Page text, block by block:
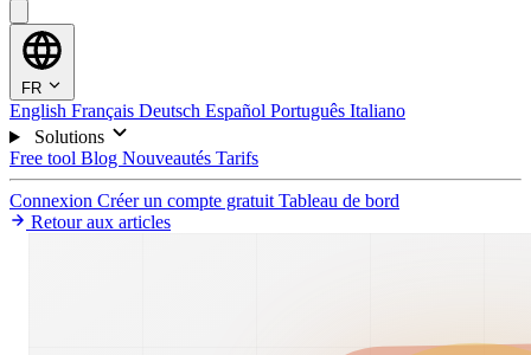
FR
English Français Deutsch Español Português Italiano
Solutions
Free tool Blog Nouveautés Tarifs
Connexion Créer un compte gratuit Tableau de bord
Retour aux articles